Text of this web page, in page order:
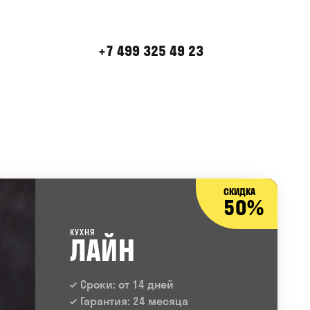
+7 499 325 49 23
СКИДКА
50%
КУХНЯ
ЛАЙН
Сроки: от 14 дней
Гарантия: 24 месяца